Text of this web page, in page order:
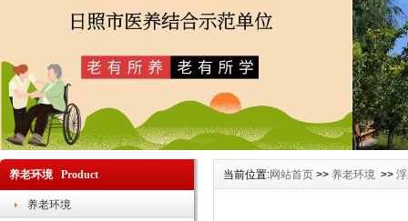
养老环境 Product
养老环境
当前位置:网站首页 >> 养老环境 >>